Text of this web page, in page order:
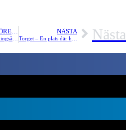
NÄSTA Nästa